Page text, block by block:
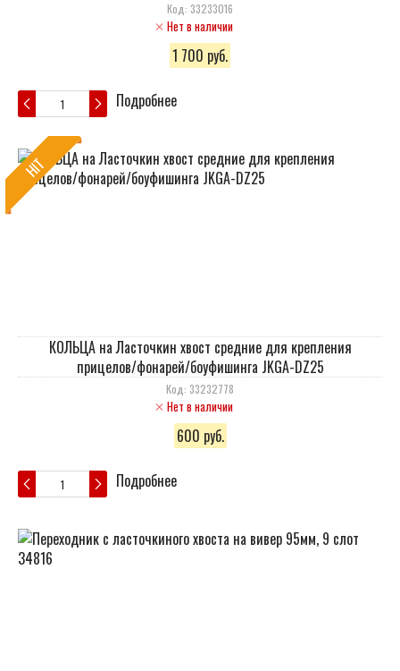
Код: 33233016
Нет в наличии
1 700 руб.
Подробнее
HIT
КОЛЬЦА на Ласточкин хвост средние для крепления
прицелов/фонарей/боуфишинга JKGA-DZ25
Код: 33232778
Нет в наличии
600 руб.
Подробнее